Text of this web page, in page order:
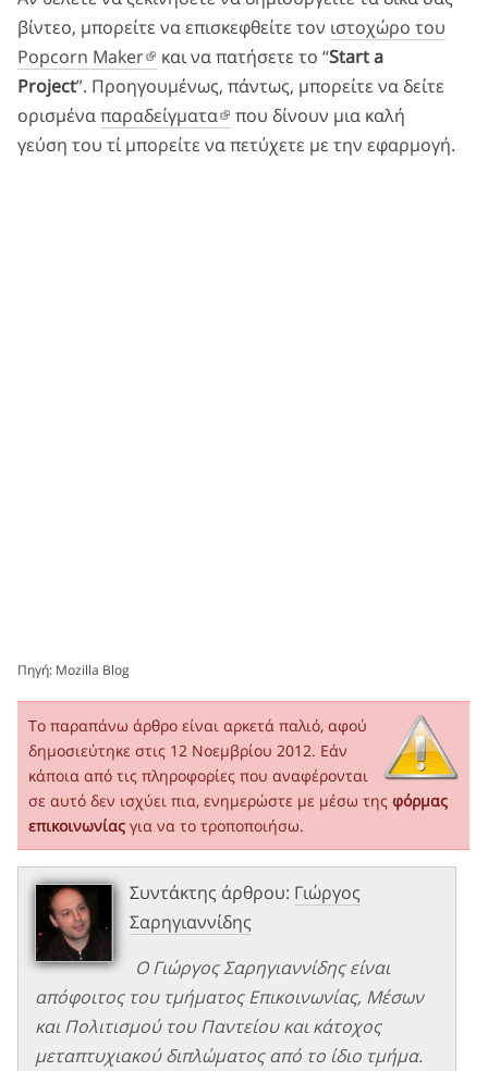
βίντεο, μπορείτε να επισκεφθείτε τον ιστοχώρο του
Popcorn Maker
και να πατήσετε το “Start a
Project”. Προηγουμένως, πάντως, μπορείτε να δείτε
ορισμέναπαραδείγματα
που δίνουν μια καλή
γεύση του τί μπορείτε να πετύχετε με την εφαρμογή.
Πηγή: Mozilla Blog
Το παραπάνω άρθρο είναι αρκετά παλιό, αφού
δημοσιεύτηκε στις 12 Νοεμβρίου 2012. Εάν
κάποια από τις πληροφορίες που αναφέρονται
σε αυτό δεν ισχύει πια, ενημερώστε με μέσω της φόρμας
επικοινωνίας για να το τροποποιήσω.
Συντάκτης άρθρου: Γιώργος
Σαρηγιαννίδης
Ο Γιώργος Σαρηγιαννίδης είναι
απόφοιτος του τμήματος Επικοινωνίας, Μέσων
και Πολιτισμού του Παντείου και κάτοχος
μεταπτυχιακού διπλώματος από το ίδιο τμήμα.